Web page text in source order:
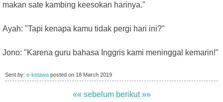
makan sate kambing keesokan harinya."
Ayah: "Tapi kenapa kamu tidak pergi hari ini?"
Jono: "Karena guru bahasa Inggris kami meninggal kemarin!"
Sent by: e-ketawa posted on 18 March 2019
«« sebelum berikut »»